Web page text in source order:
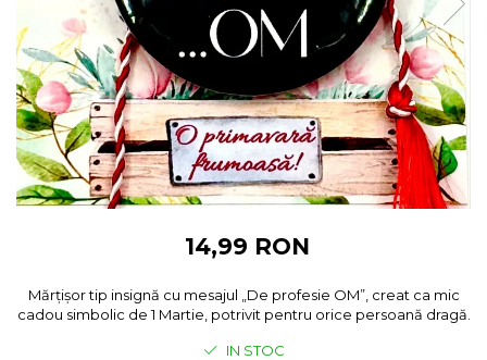
Body bebelusi personalizate
Perne personalizate
Plusuri personalizate
Agende personalizate
Etichete pentru sticla de vin
Cadouri Personalizate Unice
Sorturi Personalizate
Cadouri pentru Doctori
Cadouri Pensionare
Cadouri Profesori
14,99 RON
Mărțișor tip insignă cu mesajul „De profesie OM”, creat ca mic
cadou simbolic de 1 Martie, potrivit pentru orice persoană dragă.
IN STOC